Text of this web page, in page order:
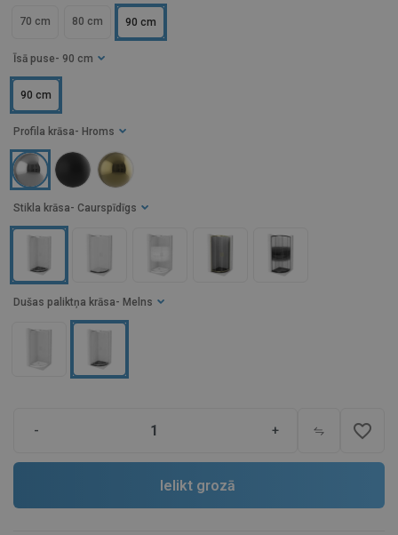
70 cm 80 cm 90 cm
Īsā puse - 90 cm
90 cm
Stikla krāsa - Caurspīdīgs
Profila krāsa - Hroms
Dušas paliktņa krāsa - Melns
- + favorite_border
Ielikt grozā